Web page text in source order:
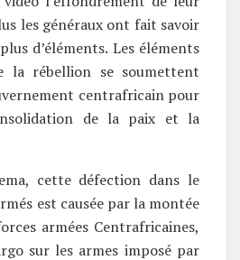
les généraux ont fait savoir
d’éléments. Les éléments
la rébellion se soumettent
centrafricain pour
de la paix et la
cette défection dans le
est causée par la montée
armées Centrafricaines,
sur les armes imposé par